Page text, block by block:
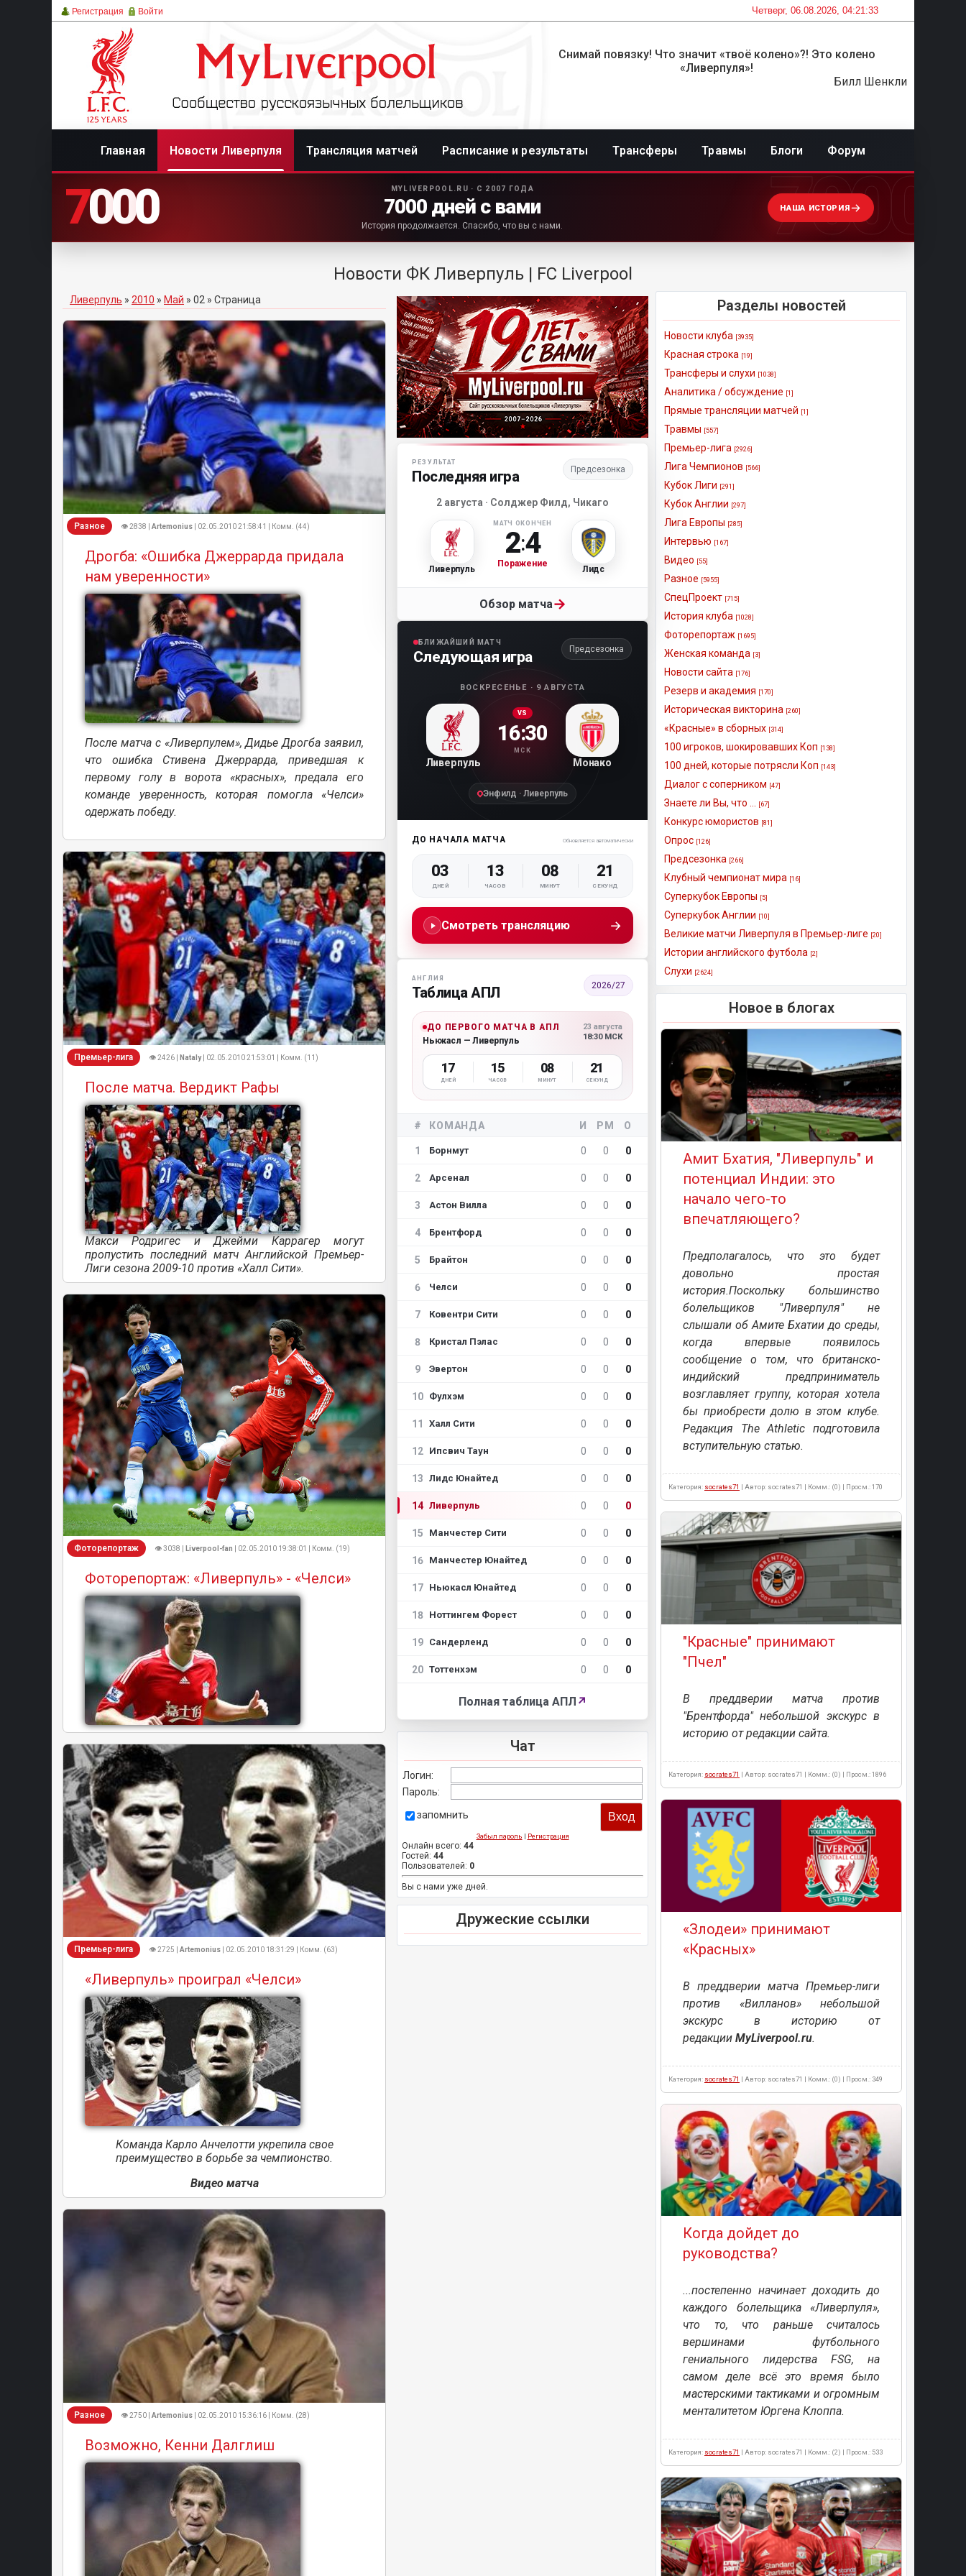
Четверг, 06.08.2026, 04:21:33
Регистрация Войти
Снимай повязку! Что значит «твоё колено»?! Это колено
«Ливерпуля»!
Билл Шенкли
Главная Новости Ливерпуля Трансляция матчей Расписание и результаты Трансферы Травмы Блоги Форум
7000
7000 MYLIVERPOOL.RU · С 2007 ГОДА
7000 дней с вами
История продолжается. Спасибо, что вы с нами.
НАША ИСТОРИЯ
Новости ФК Ливерпуль | FC Liverpool
Ливерпуль » 2010 » Май » 02 » Страница
Разное 👁 2838 | Artemonius | 02.05.2010 21:58:41 | Комм. (44)
Дрогба: «Ошибка Джеррарда придала
нам уверенности»
После матча с «Ливерпулем», Дидье Дрогба заявил,
что ошибка Стивена Джеррарда, приведшая к
первому голу в ворота «красных», предала его
команде уверенность, которая помогла «Челси»
одержать победу.
Премьер-лига 👁 2426 | Nataly| 02.05.2010 21:53:01 | Комм. (11)
После матча. Вердикт Рафы
Макси Родригес и Джейми Каррагер могут
пропустить последний матч Английской Премьер-
Лиги сезона 2009-10 против «Халл Сити».
Фоторепортаж 👁 3038 | Liverpool-fan | 02.05.2010 19:38:01 | Комм. (19)
Фоторепортаж: «Ливерпуль» - «Челси»
Премьер-лига 👁 2725 | Artemonius | 02.05.2010 18:31:29 | Комм. (63)
«Ливерпуль» проиграл «Челси»
Команда Карло Анчелотти укрепила свое
преимущество в борьбе за чемпионство.
Видео матча
Разное 👁 2750 | Artemonius | 02.05.2010 15:36:16 | Комм. (28)
Возможно, Кенни Далглиш
Матч-центр «Ливерпуля»
РЕЗУЛЬТАТ
Последняя игра Предсезонка
2 августа · Солджер Филд, Чикаго
Ливерпуль
МАТЧ ОКОНЧЕН
2:4
Поражение
Лидс
Обзор матча→
БЛИЖАЙШИЙ МАТЧ
Следующая игра Предсезонка
ВОСКРЕСЕНЬЕ · 9 АВГУСТА
Ливерпуль
VS
16:30
МСК
Монако
Энфилд · Ливерпуль
ДО НАЧАЛА МАТЧА Обновляется автоматически
03
ДНЕЙ
13
ЧАСОВ
08
МИНУТ
19
СЕКУНД
Смотреть трансляцию →
АНГЛИЯ
Таблица АПЛ 2026/27
ДО ПЕРВОГО МАТЧА В АПЛ
Ньюкасл — Ливерпуль
23 августа
18:30 МСК
17
ДНЕЙ
15
ЧАСОВ
08
МИНУТ
19
СЕКУНД
# КОМАНДА И РМ О
1 Борнмут 0 0 0
2 Арсенал 0 0 0
3 Астон Вилла 0 0 0
4 Брентфорд 0 0 0
5 Брайтон 0 0 0
6 Челси 0 0 0
7 Ковентри Сити 0 0 0
8 Кристал Пэлас 0 0 0
9 Эвертон 0 0 0
10 Фулхэм 0 0 0
11 Халл Сити 0 0 0
12 Ипсвич Таун 0 0 0
13 Лидс Юнайтед 0 0 0
14 Ливерпуль 0 0 0
15 Манчестер Сити 0 0 0
16 Манчестер Юнайтед 0 0 0
17 Ньюкасл Юнайтед 0 0 0
18 Ноттингем Форест 0 0 0
19 Сандерленд 0 0 0
20 Тоттенхэм 0 0 0
Полная таблица АПЛ ↗
Чат
Логин:
Пароль:
запомнить
Забыл пароль | Регистрация
Онлайн всего: 44
Гостей: 44
Пользователей: 0
Вы с нами уже дней.
Дружеские ссылки
Разделы новостей
Новости клуба [3935]
Красная строка [19]
Трансферы и слухи [1038]
Аналитика / обсуждение [1]
Прямые трансляции матчей [1]
Травмы [557]
Премьер-лига [2926]
Лига Чемпионов [566]
Кубок Лиги [291]
Кубок Англии [297]
Лига Европы [285]
Интервью [167]
Видео [55]
Разное [5955]
СпецПроект [715]
История клуба [1028]
Фоторепортаж [1695]
Женская команда [3]
Новости сайта [176]
Резерв и академия [170]
Историческая викторина [260]
«Красные» в сборных [314]
100 игроков, шокировавших Коп [138]
100 дней, которые потрясли Коп [143]
Диалог с соперником [47]
Знаете ли Вы, что ... [67]
Конкурс юмористов [81]
Опрос [126]
Предсезонка [266]
Клубный чемпионат мира [16]
Суперкубок Европы [5]
Суперкубок Англии [10]
Великие матчи Ливерпуля в Премьер-лиге [20]
Истории английского футбола [2]
Слухи [2624]
Новое в блогах
Амит Бхатия, "Ливерпуль" и
потенциал Индии: это
начало чего-то
впечатляющего?
Предполагалось, что это будет
довольно простая
история.Поскольку большинство
болельщиков "Ливерпуля" не
слышали об Амите Бхатии до среды,
когда впервые появилось
сообщение о том, что британско-
индийский предприниматель
возглавляет группу, которая хотела
бы приобрести долю в этом клубе.
Редакция The Athletic подготовила
вступительную статью.
Категория: socrates71 | Автор: socrates71 | Комм.: (0) | Просм.: 170
"Красные" принимают
"Пчел"
В преддверии матча против
"Брентфорда" небольшой экскурс в
историю от редакции сайта.
Категория: socrates71 | Автор: socrates71 | Комм.: (0) | Просм.: 1896
«Злодеи» принимают
«Красных»
В преддверии матча Премьер-лиги
против «Вилланов» небольшой
экскурс в историю от
редакции MyLiverpool.ru.
Категория: socrates71 | Автор: socrates71 | Комм.: (0) | Просм.: 349
Когда дойдет до
руководства?
...постепенно начинает доходить до
каждого болельщика «Ливерпуля»,
что то, что раньше считалось
вершинами футбольного
гениального лидерства FSG, на
самом деле всё это время было
мастерскими тактиками и огромным
менталитетом Юргена Клоппа.
Категория: socrates71 | Автор: socrates71 | Комм.: (2) | Просм.: 533